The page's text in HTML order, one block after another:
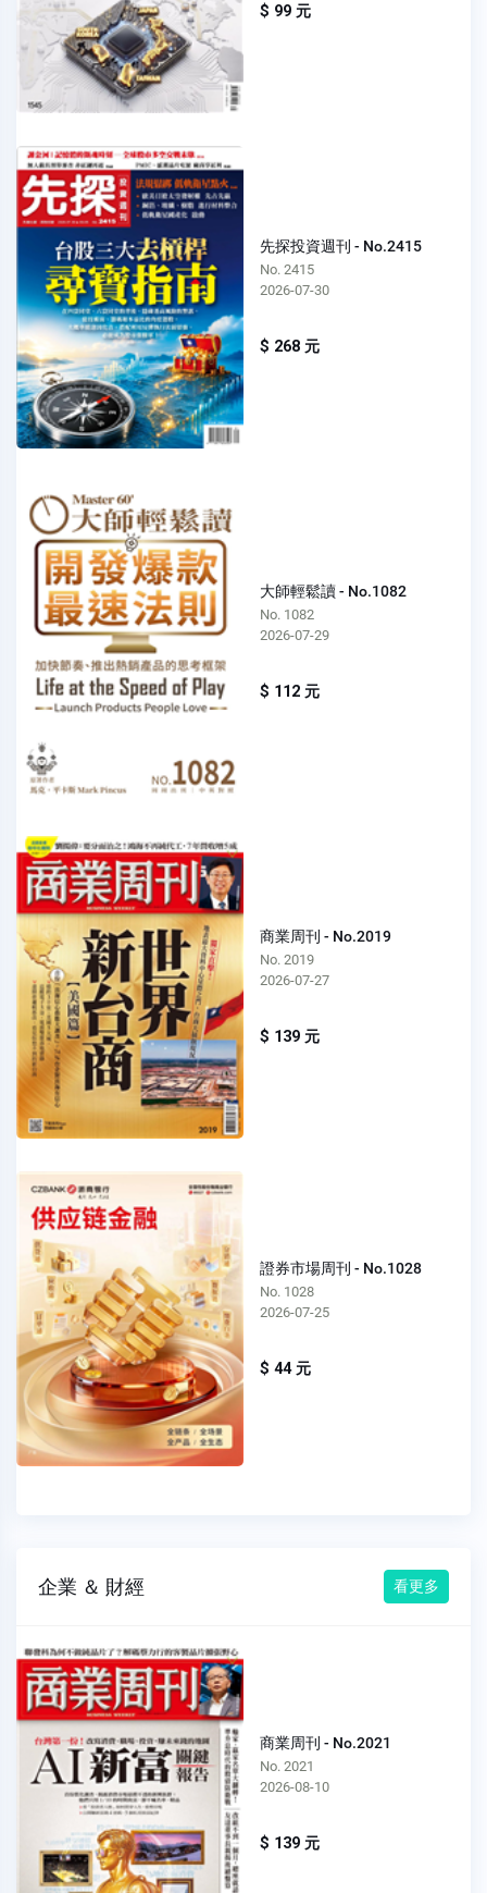
$ 99 元
先探投資週刊 - No.2415
No. 2415
2026-07-30
$ 268 元
大師輕鬆讀 - No.1082
No. 1082
2026-07-29
$ 112 元
商業周刊 - No.2019
No. 2019
2026-07-27
$ 139 元
證券市場周刊 - No.1028
No. 1028
2026-07-25
$ 44 元
企業 ＆ 財經 看更多
商業周刊 - No.2021
No. 2021
2026-08-10
$ 139 元